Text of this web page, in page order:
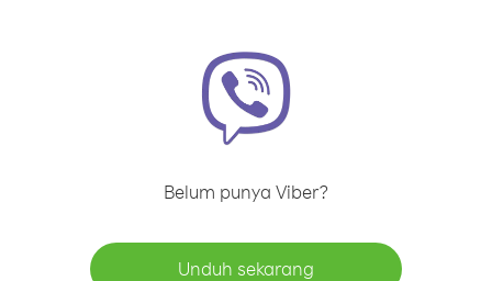
Belum punya Viber?
Unduh sekarang